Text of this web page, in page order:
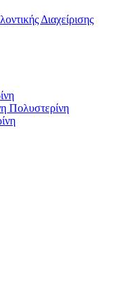
Διαχείρισης
Πολυστερίνη